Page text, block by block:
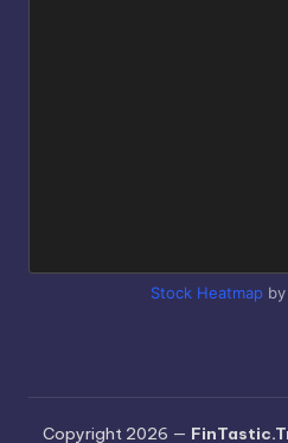
Stock Heatmapby
Copyright 2026 —